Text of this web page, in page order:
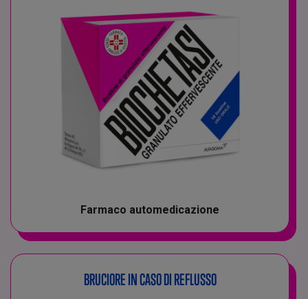
Farmaco automedicazione
BRUCIORE IN CASO DI REFLUSSO